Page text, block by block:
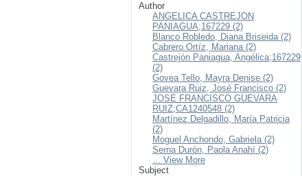
Author
ANGELICA CASTREJON
PANIAGUA;167229 (2)
Blanco Robledo, Diana Briseida (2)
Cabrero Ortíz, Mariana (2)
Castrejón Paniagua, Angélica;167229
(2)
Govea Tello, Mayra Denise (2)
Guevara Ruiz, José Francisco (2)
JOSE FRANCISCO GUEVARA
RUIZ;CA1240548 (2)
Martínez Delgadillo, María Patricia
(2)
Moguel Anchondo, Gabriela (2)
Serna Durón, Paola Anahí (2)
... View More
Subject